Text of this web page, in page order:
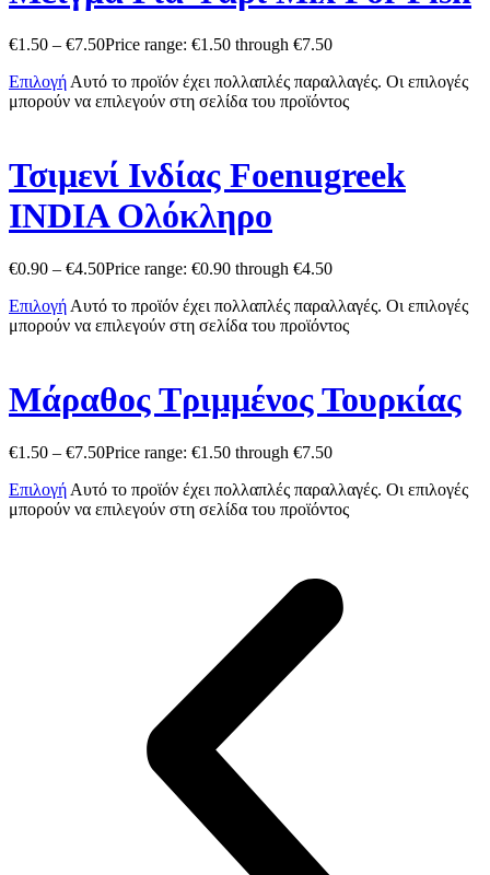
€1.50 – €7.50Price range: €1.50 through €7.50
Επιλογή Αυτό το προϊόν έχει πολλαπλές παραλλαγές. Οι επιλογές
μπορούν να επιλεγούν στη σελίδα του προϊόντος
Τσιμενί Ινδίας Foenugreek
INDIA Ολόκληρο
€0.90 – €4.50Price range: €0.90 through €4.50
Επιλογή Αυτό το προϊόν έχει πολλαπλές παραλλαγές. Οι επιλογές
μπορούν να επιλεγούν στη σελίδα του προϊόντος
Μάραθος Τριμμένος Τουρκίας
€1.50 – €7.50Price range: €1.50 through €7.50
Επιλογή Αυτό το προϊόν έχει πολλαπλές παραλλαγές. Οι επιλογές
μπορούν να επιλεγούν στη σελίδα του προϊόντος